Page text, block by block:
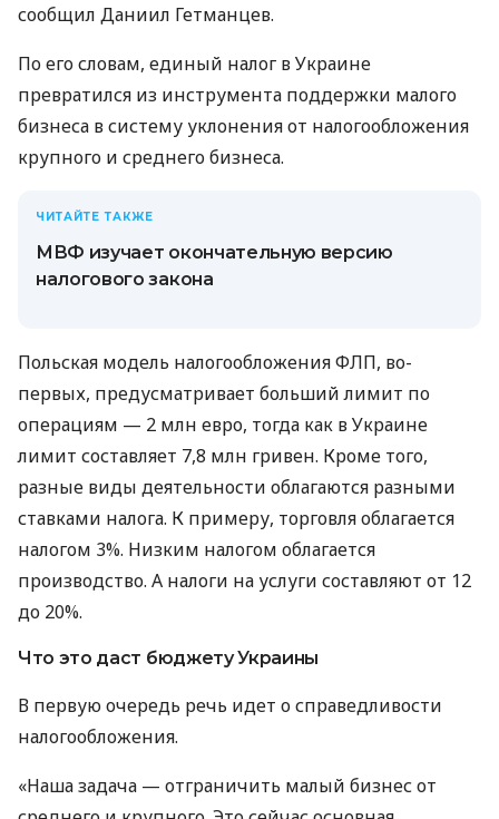
сообщил Даниил Гетманцев.
По его словам, единый налог в Украине
превратился из инструмента поддержки малого
бизнеса в систему уклонения от налогообложения
крупного и среднего бизнеса.
ЧИТАЙТЕ ТАКЖЕ
МВФ изучает окончательную версию
налогового закона
Польская модель налогообложения ФЛП, во-
первых, предусматривает больший лимит по
операциям — 2 млн евро, тогда как в Украине
лимит составляет 7,8 млн гривен. Кроме того,
разные виды деятельности облагаются разными
ставками налога. К примеру, торговля облагается
налогом 3%. Низким налогом облагается
производство. А налоги на услуги составляют от 12
до 20%.
Что это даст бюджету Украины
В первую очередь речь идет о справедливости
налогообложения.
«Наша задача — отграничить малый бизнес от